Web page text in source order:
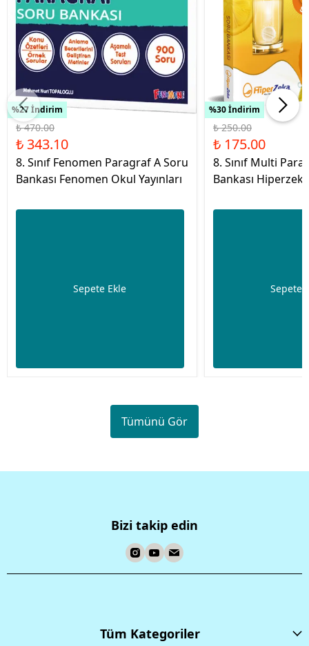
%27 İndirim
₺ 470.00
₺ 343.10
8. Sınıf Fenomen Paragraf A Soru
Bankası Fenomen Okul Yayınları
Sepete Ekle
%30 İndirim
₺ 250.00
₺ 175.00
8. Sınıf Multi
Bankası
Sepete
Tümünü Gör
Bizi takip edin
Tüm Kategoriler